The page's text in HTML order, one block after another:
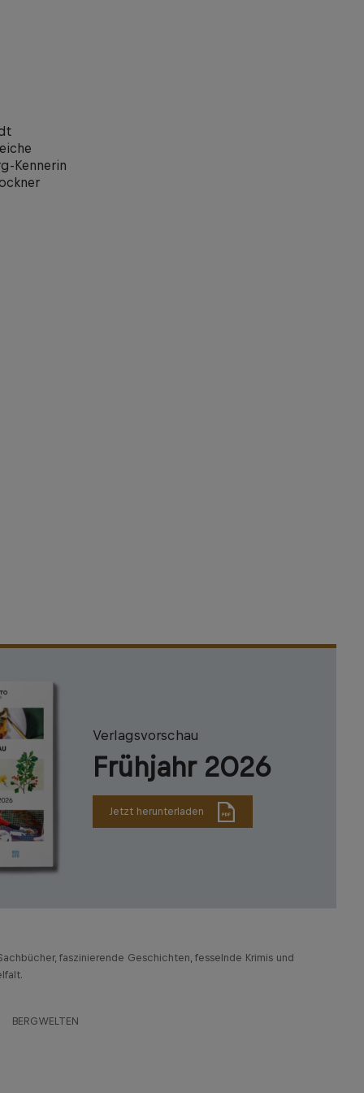
Kennerin
Verlagsvorschau
Frühjahr 2026
Jetzt herunterladen
faszinierende Geschichten, fesselnde Krimis und
BERGWELTEN